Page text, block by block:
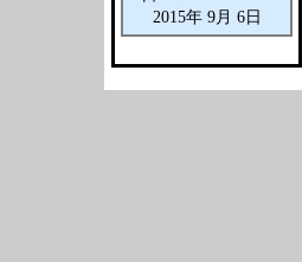
2015年 9月 6日